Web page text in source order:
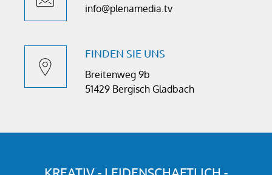
info@plenamedia.tv
FINDEN SIE UNS
Breitenweg 9b
51429 Bergisch Gladbach